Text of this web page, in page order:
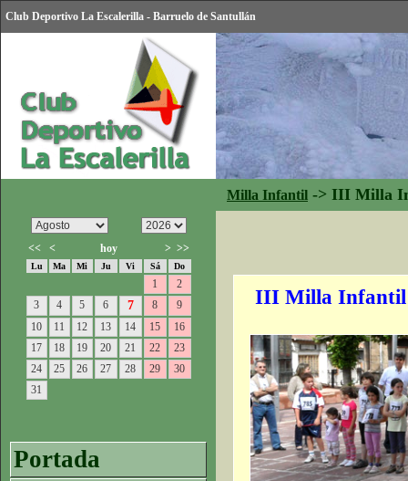
Club Deportivo La Escalerilla - Barruelo de Santullán
Milla Infantil -> III Milla
<< < hoy > >>
Lu Ma Mi Ju Vi Sá Do
1
2
3
4 5 6 7 8
9
10
11 12 13 14 15
16
17
18 19 20 21 22
23
24
25 26 27 28 29
30
31
Portada
III Milla Infantil -